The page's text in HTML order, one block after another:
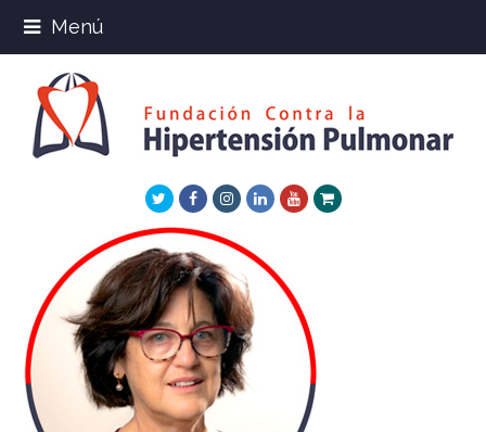
Menú
TwitterFacebookInstagram
LinkedInYoutube
Xing